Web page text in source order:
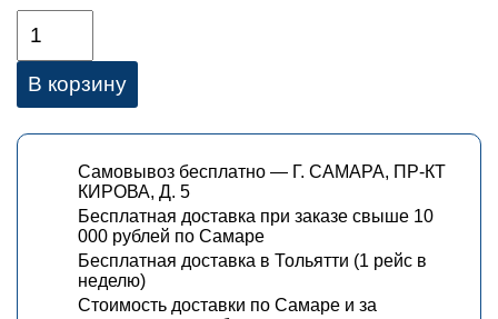
В корзину
Самовывоз бесплатно — Г. САМАРА, ПР-КТ
КИРОВА, Д. 5
Бесплатная доставка при заказе свыше 10
000 рублей по Самаре
Бесплатная доставка в Тольятти (1 рейс в
неделю)
Стоимость доставки по Самаре и за